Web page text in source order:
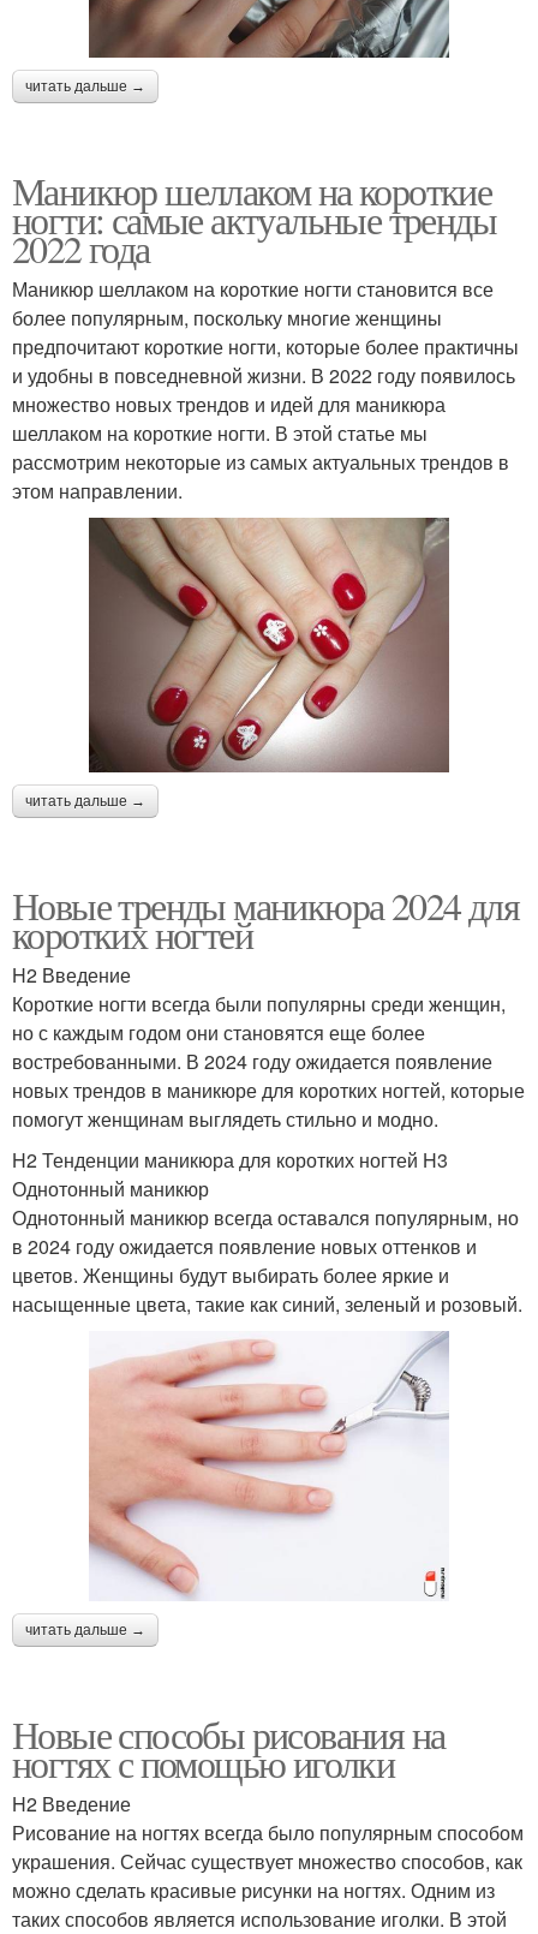
читать дальше →
Маникюр шеллаком на короткие
ногти: самые актуальные тренды
2022 года
Маникюр шеллаком на короткие ногти становится все
более популярным, поскольку многие женщины
предпочитают короткие ногти, которые более практичны
и удобны в повседневной жизни. В 2022 году появилось
множество новых трендов и идей для маникюра
шеллаком на короткие ногти. В этой статье мы
рассмотрим некоторые из самых актуальных трендов в
этом направлении.
читать дальше →
Новые тренды маникюра 2024 для
коротких ногтей
H2 Введение
Короткие ногти всегда были популярны среди женщин,
но с каждым годом они становятся еще более
востребованными. В 2024 году ожидается появление
новых трендов в маникюре для коротких ногтей, которые
помогут женщинам выглядеть стильно и модно.
H2 Тенденции маникюра для коротких ногтей H3
Однотонный маникюр
Однотонный маникюр всегда оставался популярным, но
в 2024 году ожидается появление новых оттенков и
цветов. Женщины будут выбирать более яркие и
насыщенные цвета, такие как синий, зеленый и розовый.
читать дальше →
Новые способы рисования на
ногтях с помощью иголки
H2 Введение
Рисование на ногтях всегда было популярным способом
украшения. Сейчас существует множество способов, как
можно сделать красивые рисунки на ногтях. Одним из
таких способов является использование иголки. В этой